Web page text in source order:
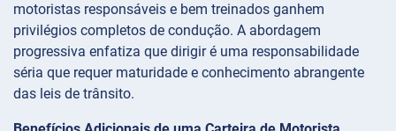
motoristas responsáveis e bem treinados ganhem
privilégios completos de condução. A abordagem
progressiva enfatiza que dirigir é uma responsabilidade
séria que requer maturidade e conhecimento abrangente
das leis de trânsito.